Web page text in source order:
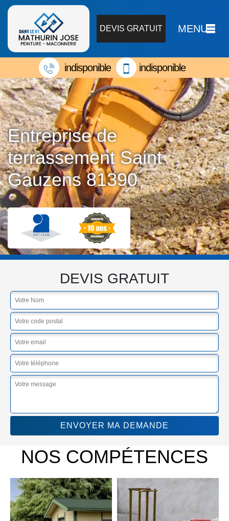
DEVIS GRATUIT MENU
indisponible indisponible
Entreprise de
terrassement Saint
Gauzens 81390
DEVIS GRATUIT
NOS COMPÉTENCES